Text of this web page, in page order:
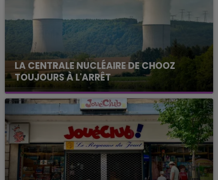
LA CENTRALE NUCLÉAIRE DE CHOOZ
TOUJOURS À L'ARRÊT
Cela fait déjà une semaine que la centrale
nucléaire ardennaise est à l'arrêt. Une situation
justifiée par la sécheresse intense qui est toujours
présente.